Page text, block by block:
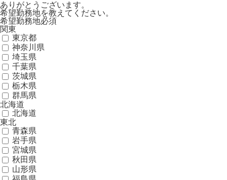
ありがとうございます。
希望勤務地を教えてください。
希望勤務地必須
関東
東京都
神奈川県
埼玉県
千葉県
茨城県
栃木県
群馬県
北海道
北海道
東北
青森県
岩手県
宮城県
秋田県
山形県